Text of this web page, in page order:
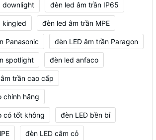
downlight đèn led âm trần IP65
kingled đèn led âm trần MPE
Panasonic đèn LED âm trần Paragon
spotlight đèn led anfaco
trần cao cấp
chính hãng
có tốt không đèn LED bền bỉ
đèn LED cắm cỏ